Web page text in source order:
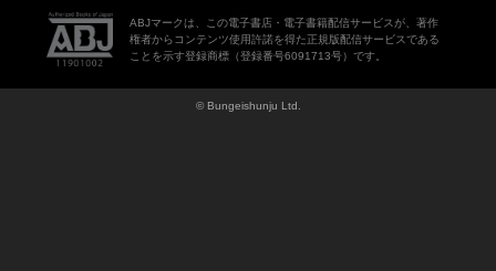
ABJマークは、この電子書店・電子書籍配信サービスが、著作
権者からコンテンツ使用許諾を得た正規版配信サービスである
ことを示す登録商標（登録番号6091713号）です。
© Bungeishunju Ltd.